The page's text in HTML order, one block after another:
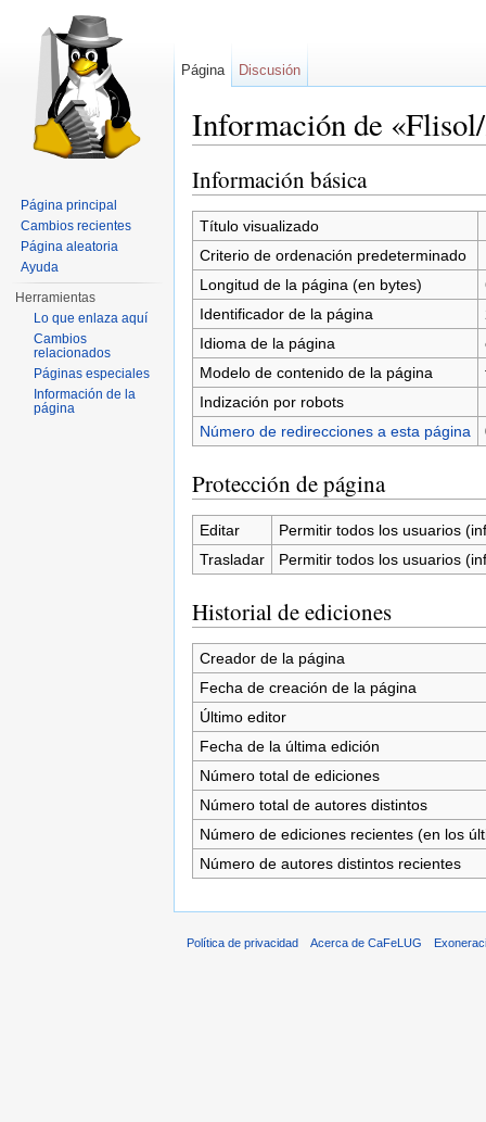
Información de
Información básica
Título visualizado
Criterio de ordenación predeterminado
Longitud de la página (en bytes)
Identificador de la página
Idioma de la página
Modelo de contenido de la página
Indización por robots
Número de redirecciones a esta página
Protección de página
Editar
Permitir todos los usuarios
Trasladar
Permitir todos los usuarios
Historial de ediciones
Creador de la página
Fecha de creación de la página
Último editor
Fecha de la última edición
Número total de ediciones
Número total de autores distintos
Número de ediciones recientes (en los
Número de autores distintos recientes
Página Discusión
Página principal
Cambios recientes
Página aleatoria
Ayuda
Herramientas
Lo que enlaza aquí
Cambios
relacionados
Páginas especiales
Información de la
página
Política de privacidad Acerca de CaFeLUG